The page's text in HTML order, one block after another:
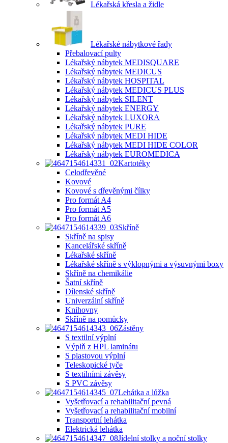
Lékařská křesla a židle
Lékařské nábytkové řady
Přebalovací pulty
Lékařský nábytek MEDISQUARE
Lékařský nábytek MEDICUS
Lékařský nábytek HOSPITAL
Lékařský nábytek MEDICUS PLUS
Lékařský nábytek SILENT
Lékařský nábytek ENERGY
Lékařský nábytek LUXORA
Lékařský nábytek PURE
Lékařský nábytek MEDI HIDE
Lékařský nábytek MEDI HIDE COLOR
Lékařský nábytek EUROMEDICA
Kartotéky
Celodřevěné
Kovové
Kovové s dřevěnými čílky
Pro formát A4
Pro formát A5
Pro formát A6
Skříně
Skříně na spisy
Kancelářské skříně
Lékařské skříně
Lékařské skříně s výklopnými a výsuvnými boxy
Skříně na chemikálie
Šatní skříně
Dílenské skříně
Univerzální skříně
Knihovny
Skříně na pomůcky
Zástěny
S textilní výplní
Výplň z HPL laminátu
S plastovou výplní
Teleskopické tyče
S textilními závěsy
S PVC závěsy
Lehátka a lůžka
Vyšetřovací a rehabilitační pevná
Vyšetřovací a rehabilitační mobilní
Transportní lehátka
Elektrická lehátka
Jídelní stolky a noční stolky